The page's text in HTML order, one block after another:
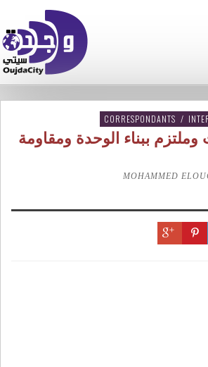
CORRESPONDANTS /
ببناء الوحدة ومقاومة
MOHAMMED